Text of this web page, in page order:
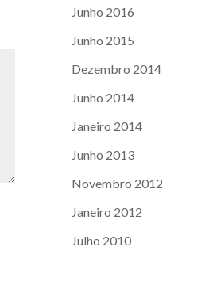
Junho 2016
Junho 2015
Dezembro 2014
Junho 2014
Janeiro 2014
Junho 2013
Novembro 2012
Janeiro 2012
Julho 2010